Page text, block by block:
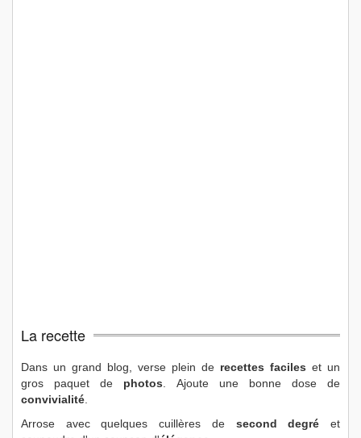
La recette
Dans un grand blog, verse plein de recettes faciles et un
gros paquet de photos. Ajoute une bonne dose de
convivialité.
Arrose avec quelques cuillères de second degré et